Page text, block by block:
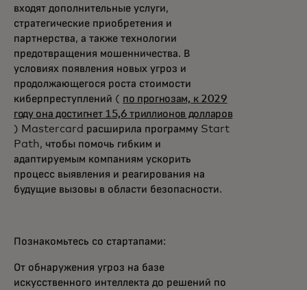
входят дополнительные услуги,
стратегические приобретения и
партнерства, а также технологии
предотвращения мошенничества. В
условиях появления новых угроз и
продолжающегося роста стоимости
киберпреступлений ( по прогнозам, к 2029
году она достигнет 15,6 триллионов долларов
) Mastercard расширила программу Start
Path, чтобы помочь гибким и
адаптируемым компаниям ускорить
процесс выявления и реагирования на
будущие вызовы в области безопасности.
Познакомьтесь со стартапами:
От обнаружения угроз на базе
искусственного интеллекта до решений по